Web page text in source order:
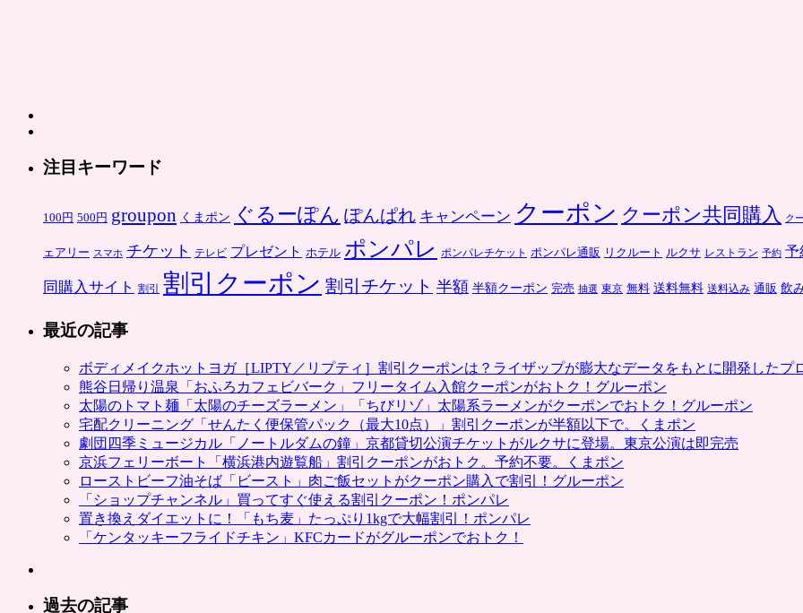
注目キーワード
100円 500円 groupon くまポン ぐるーぽん ぽんぱれ キャンペーン クーポン クーポン共同購入 ク
ェアリー スマホ チケット テレビ プレゼント ホテル ポンパレ ポンパレチケット ポンパレ通販 リクルート ルクサ レストラン 予約 予
同購入サイト 割引 割引クーポン 割引チケット 半額 半額クーポン 完売 抽選 東京 無料 送料無料 送料込み 通販 飲
最近の記事
ボディメイクホットヨガ［LIPTY／リプティ］割引クーポンは？ライザップが膨大なデータをもとに開発したプ
熊谷日帰り温泉「おふろカフェビバーク」フリータイム入館クーポンがおトク！グルーポン
太陽のトマト麺「太陽のチーズラーメン」「ちびリゾ」太陽系ラーメンがクーポンでおトク！グルーポン
宅配クリーニング「せんたく便保管パック（最大10点）」割引クーポンが半額以下で。くまポン
劇団四季ミュージカル「ノートルダムの鐘」京都貸切公演チケットがルクサに登場。東京公演は即完売
京浜フェリーボート「横浜港内遊覧船」割引クーポンがおトク。予約不要。くまポン
ローストビーフ油そば「ビースト」肉ご飯セットがクーポン購入で割引！グルーポン
「ショップチャンネル」買ってすぐ使える割引クーポン！ポンパレ
置き換えダイエットに！「もち麦」たっぷり1kgで大幅割引！ポンパレ
「ケンタッキーフライドチキン」KFCカードがグルーポンでおトク！
過去の記事